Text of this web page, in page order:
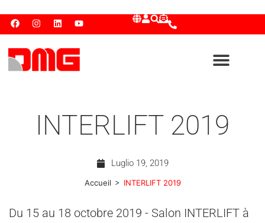
INTERLIFT 2019
Luglio 19, 2019
Accueil > INTERLIFT 2019
Du 15 au 18 octobre 2019 - Salon INTERLIFT à